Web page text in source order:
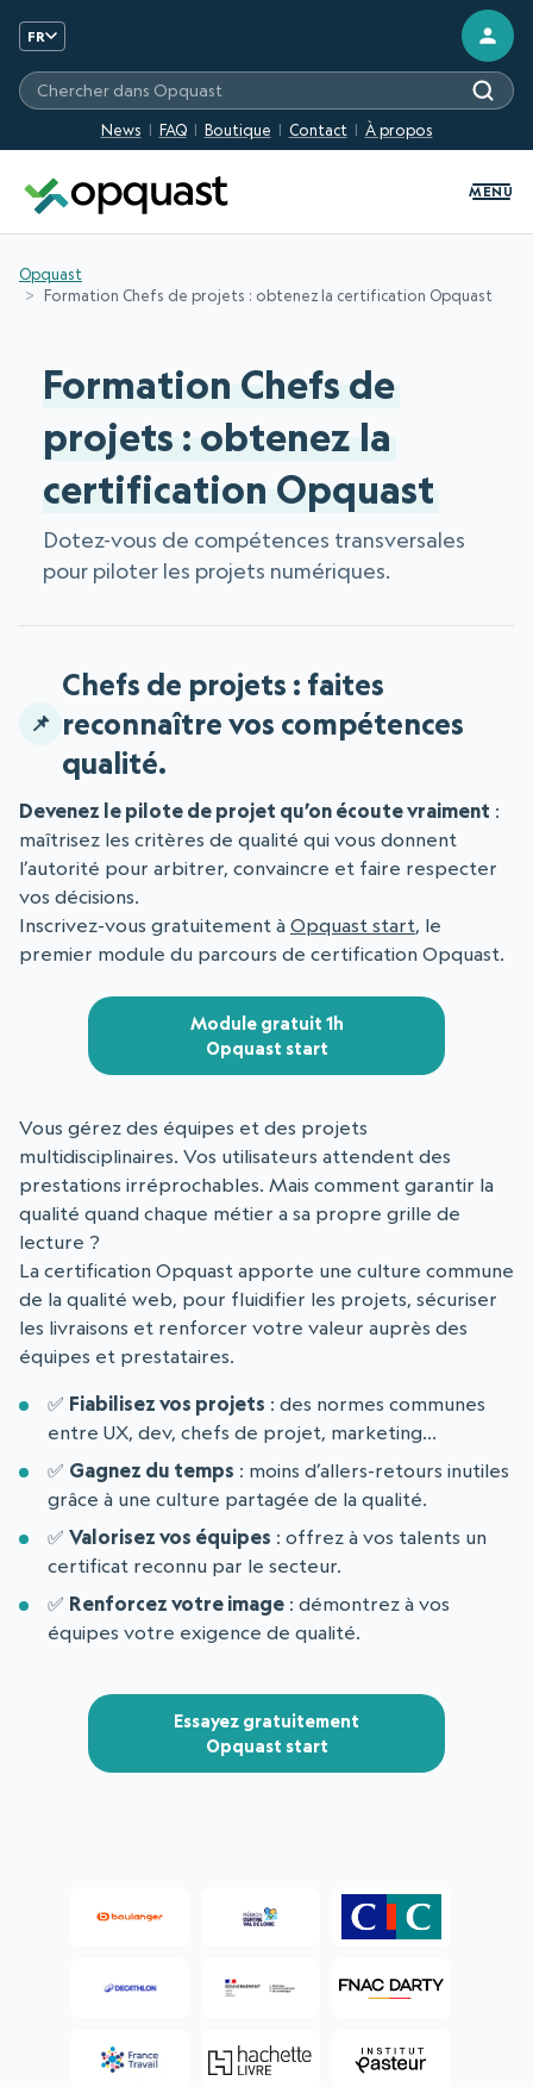
FR
News FAQ Boutique Contact À propos
Chercher sur les sites Opquast
MENU
Opquast
Formation Chefs de projets : obtenez la certification Opquast
Formation Chefs de
projets : obtenez la
certification Opquast
Dotez-vous de compétences transversales
pour piloter les projets numériques.
Chefs de projets : faites
reconnaître vos compétences
qualité.
Devenez le pilote de projet qu’on écoute vraiment :
maîtrisez les critères de qualité qui vous donnent
l’autorité pour arbitrer, convaincre et faire respecter
vos décisions.
Inscrivez-vous gratuitement à Opquast start, le
premier module du parcours de certification Opquast.
Module gratuit 1h
Opquast start
Vous gérez des équipes et des projets
multidisciplinaires. Vos utilisateurs attendent des
prestations irréprochables. Mais comment garantir la
qualité quand chaque métier a sa propre grille de
lecture ?
La certification Opquast apporte une culture commune
de la qualité web, pour fluidifier les projets, sécuriser
les livraisons et renforcer votre valeur auprès des
équipes et prestataires.
✅ Fiabilisez vos projets : des normes communes
entre UX, dev, chefs de projet, marketing…
✅ Gagnez du temps : moins d’allers-retours inutiles
grâce à une culture partagée de la qualité.
✅ Valorisez vos équipes : offrez à vos talents un
certificat reconnu par le secteur.
✅ Renforcez votre image : démontrez à vos
équipes votre exigence de qualité.
Essayez gratuitement
Opquast start